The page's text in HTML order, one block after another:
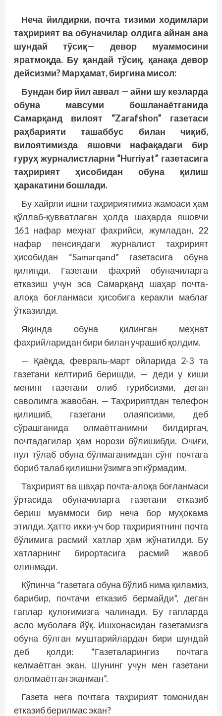
Неча йилдирки, почта тизими ходимлари
таҳририят ва обуначилар олдига айнан ана
шундай тўсиқ— девор муаммосини
яратмоқда. Бу қандай тўсиқ, қанақа девор
дейсизми? Марҳамат, биргина мисол:
Бундан бир йил аввал — айни шу кезларда
обуна мавсуми бошланаётганида
Самарқанд вилоят “Zarafshon” газетаси
раҳбарияти ташаббус билан чиқиб,
вилоятимизда яшовчи нафақадаги бир
гуруҳ журналистларни “Hurriyat” газетасига
таҳририят ҳисобидан обуна қилиш
ҳаракатини бошлади.
Бу хайрли ишни таҳририятимиз жамоаси ҳам
қўллаб-қувватлаган ҳолда шаҳарда яшовчи
161 нафар меҳнат фахрийси, жумладан, 22
нафар пенсиядаги журналист таҳририят
ҳисобидан “Samarqand” газетасига обуна
қилинди. Газетани фахрий обуначиларга
етказиш учун эса Самарқанд шаҳар поч­та-
алоқа боғланмаси ҳисобига керакли маблағ
ўтказилди.
Яқинда обуна қилинган меҳнат
фахрийларидан бири билан учрашиб қолдим.
— Қаёқда, февраль-март ойларида 2-3 та
газетани келтириб беришди, — деди у киши
менинг газетани олиб турибсизми, деган
саволимга жавобан. — Таҳририятдан телефон
қилишиб, газетани олаяпсизми, деб
сўрашганида олмаётганимни билдиргач,
почтадагилар ҳам норози бўлишибди. Очиғи,
пул тўлаб обуна бўлмаганимдан сўнг почтага
бориб талаб қилишни ўзимга эп кўрмадим.
Таҳририят ва шаҳар почта-­алоқа боғланмаси
ўртасида обуначиларга газетани етказиб
бериш муаммоси бир неча бор муҳокама
этилди. Ҳатто икки-уч бор таҳририятнинг почта
бўлимига расмий хатлар ҳам жўнатилди. Бу
хатларнинг бирортасига расмий жавоб
олинмади.
Кўпинча “газетага обуна бўлиб нима қиламиз,
барибир, почтачи етказиб бермайди”, деган
гаплар қулоғимизга чалинади. Бу гапларда
асло муболаға йўқ. Ишхонасидан газетамизга
обуна бўлган муштарийлардан бири шундай
деб қолди: “Газеталарингиз почтага
келмаётган экан. Шунинг учун мен газетани
ололмаётган эканман”.
Газета нега почтага таҳририят томонидан
етказиб берилмас экан?